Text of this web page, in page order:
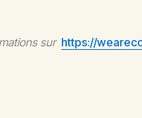
sur https://